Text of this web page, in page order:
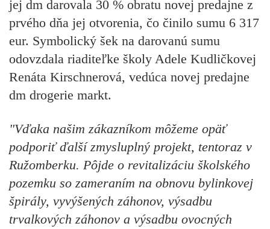
jej dm darovala 30 % obratu novej predajne z
prvého dňa jej otvorenia, čo činilo sumu 6 317
eur. Symbolický šek na darovanú sumu
odovzdala riaditeľke školy Adele Kudličkovej
Renáta Kirschnerová, vedúca novej predajne
dm drogerie markt.
"Vďaka našim zákazníkom môžeme opäť
podporiť ďalší zmysluplný projekt, tentoraz v
Ružomberku. Pôjde o revitalizáciu školského
pozemku so zameraním na obnovu bylinkovej
špirály, vyvýšených záhonov, výsadbu
trvalkových záhonov a výsadbu ovocných